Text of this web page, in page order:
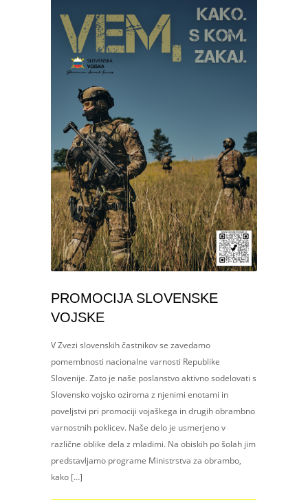
PROMOCIJA SLOVENSKE
VOJSKE
V Zvezi slovenskih častnikov se zavedamo
pomembnosti nacionalne varnosti Republike
Slovenije. Zato je naše poslanstvo aktivno sodelovati s
Slovensko vojsko oziroma z njenimi enotami in
poveljstvi pri promociji vojaškega in drugih obrambno
varnostnih poklicev. Naše delo je usmerjeno v
različne oblike dela z mladimi. Na obiskih po šolah jim
predstavljamo programe Ministrstva za obrambo,
kako […]